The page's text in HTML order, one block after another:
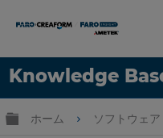
Knowledge
言語
グローバル階層を
ホーム ソフトウェア